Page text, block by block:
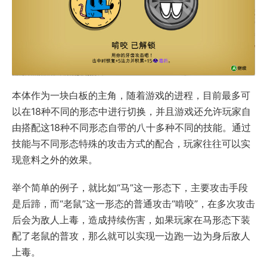
本体作为一块白板的主角，随着游戏的进程，目前最多可
以在18种不同的形态中进行切换，并且游戏还允许玩家自
由搭配这18种不同形态自带的八十多种不同的技能。通过
技能与不同形态特殊的攻击方式的配合，玩家往往可以实
现意料之外的效果。
举个简单的例子，就比如“马”这一形态下，主要攻击手段
是后蹄，而“老鼠”这一形态的普通攻击“啃咬”，在多次攻击
后会为敌人上毒，造成持续伤害，如果玩家在马形态下装
配了老鼠的普攻，那么就可以实现一边跑一边为身后敌人
上毒。